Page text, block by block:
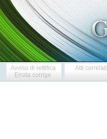
Avviso di rettifica
Errata corrige
Atti correlati